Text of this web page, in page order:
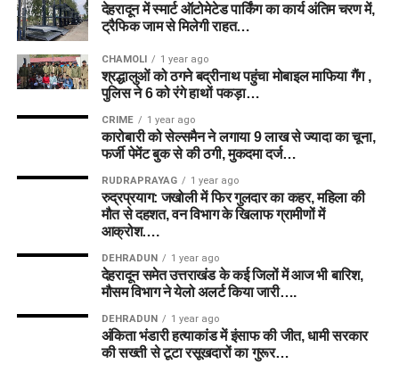
देहरादून में स्मार्ट ऑटोमेटेड पार्किंग का कार्य अंतिम चरण में,
ट्रैफिक जाम से मिलेगी राहत…
CHAMOLI 1 year ago
श्रद्धालुओं को ठगने बद्रीनाथ पहुंचा मोबाइल माफिया गैंग ,
पुलिस ने 6 को रंगे हाथों पकड़ा…
CRIME 1 year ago
कारोबारी को सेल्समैन ने लगाया 9 लाख से ज्यादा का चूना,
फर्जी पेमेंट बुक से की ठगी, मुकदमा दर्ज…
RUDRAPRAYAG 1 year ago
रुद्रप्रयाग: जखोली में फिर गुलदार का कहर, महिला की
मौत से दहशत, वन विभाग के खिलाफ ग्रामीणों में
आक्रोश….
DEHRADUN 1 year ago
देहरादून समेत उत्तराखंड के कई जिलों में आज भी बारिश,
मौसम विभाग ने येलो अलर्ट किया जारी….
DEHRADUN 1 year ago
अंकिता भंडारी हत्याकांड में इंसाफ की जीत, धामी सरकार
की सख्ती से टूटा रसूखदारों का गुरूर…